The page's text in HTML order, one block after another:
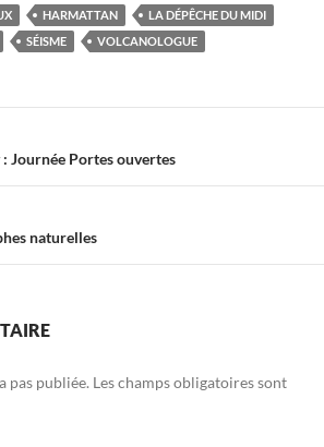
HARMATTAN
LA DÉPÊCHE DU MIDI
SÉISME VOLCANOLOGUE
Journée Portes ouvertes
naturelles
pas publiée. Les champs obligatoires sont